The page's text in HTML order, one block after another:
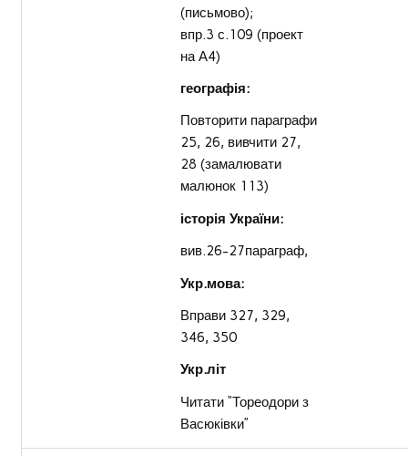
(письмово);
впр.3 с.109 (проект
на А4)
географія:
Повторити параграфи
25, 26, вивчити 27,
28 (замалювати
малюнок 113)
історія України:
вив.26-27параграф,
Укр.мова:
Вправи 327, 329,
346, 350
Укр.літ
Читати “Тореодори з
Васюківки”